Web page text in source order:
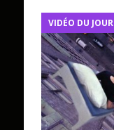
VIDÉO DU JOUR